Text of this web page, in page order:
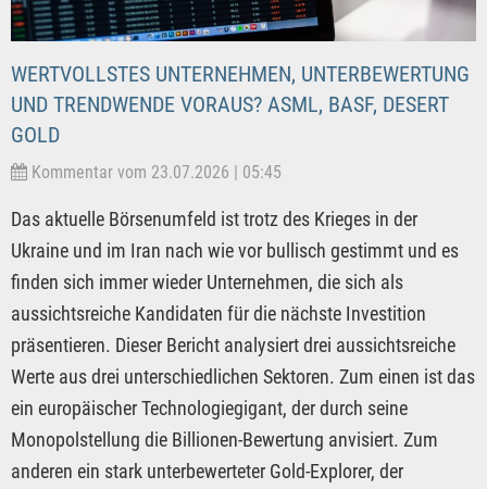
WERTVOLLSTES UNTERNEHMEN, UNTERBEWERTUNG
UND TRENDWENDE VORAUS? ASML, BASF, DESERT
GOLD
Kommentar vom 23.07.2026 | 05:45
Das aktuelle Börsenumfeld ist trotz des Krieges in der
Ukraine und im Iran nach wie vor bullisch gestimmt und es
finden sich immer wieder Unternehmen, die sich als
aussichtsreiche Kandidaten für die nächste Investition
präsentieren. Dieser Bericht analysiert drei aussichtsreiche
Werte aus drei unterschiedlichen Sektoren. Zum einen ist das
ein europäischer Technologiegigant, der durch seine
Monopolstellung die Billionen-Bewertung anvisiert. Zum
anderen ein stark unterbewerteter Gold-Explorer, der